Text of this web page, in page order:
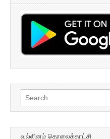
Search
for:
வல்லினம் தொலைக்காட்சி